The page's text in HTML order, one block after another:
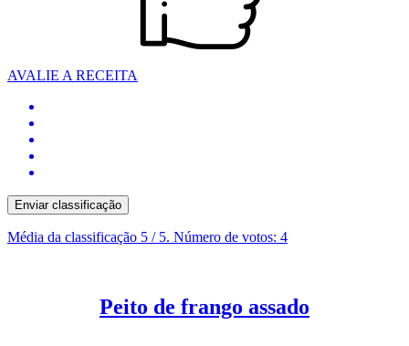
AVALIE A RECEITA
Enviar classificação
Média da classificação 5 / 5. Número de votos: 4
Peito de frango assado